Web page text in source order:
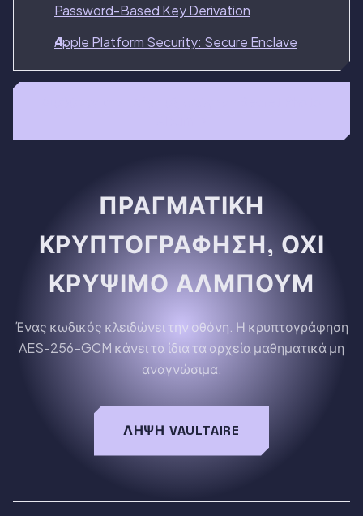
Password-Based Key Derivation
Apple Platform Security: Secure Enclave
ΠΡΑΓΜΑΤΙΚΉ
ΚΡΥΠΤΟΓΡΆΦΗΣΗ, ΌΧΙ
ΚΡΎΨΙΜΟ ΆΛΜΠΟΥΜ
Ένας κωδικός κλειδώνει την οθόνη. Η κρυπτογράφηση
AES-256-GCM κάνει τα ίδια τα αρχεία μαθηματικά μη
αναγνώσιμα.
ΛΉΨΗ VAULTAIRE